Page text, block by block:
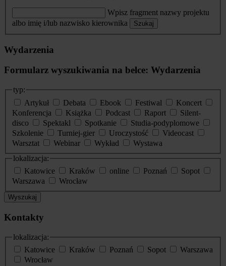
Wpisz fragment nazwy projektu
albo imię i/lub nazwisko kierownika
Szukaj
Wydarzenia
Formularz wyszukiwania na belce: Wydarzenia
typ:
Artykuł
Debata Ebook Festiwal
Koncert
Konferencja
Książka Podcast Raport
Silent-
disco
Spektakl Spotkanie
Studia-podyplomowe
Szkolenie
Turniej-gier Uroczystość
Videocast
Warsztat
Webinar Wykład
Wystawa
lokalizacja:
Katowice
Kraków online Poznań
Sopot
Warszawa
Wrocław
Wyszukaj
Kontakty
lokalizacja:
Katowice
Kraków Poznań Sopot
Warszawa
Wrocław